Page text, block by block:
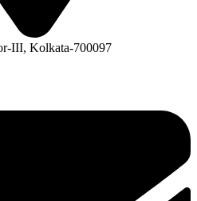
III, Kolkata-700097